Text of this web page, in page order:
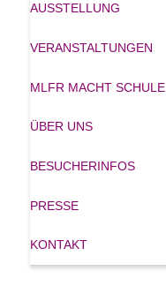
AUSSTELLUNG
VERANSTALTUNGEN
MLFR MACHT SCHULE
ÜBER UNS
BESUCHERINFOS
PRESSE
KONTAKT